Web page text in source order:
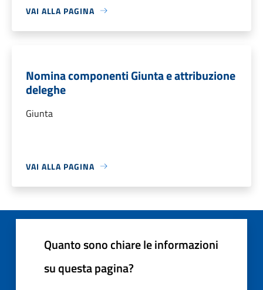
VAI ALLA PAGINA
Nomina componenti Giunta e attribuzione
deleghe
Giunta
VAI ALLA PAGINA
Quanto sono chiare le informazioni
su questa pagina?